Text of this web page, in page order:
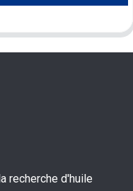
recherche d'huile